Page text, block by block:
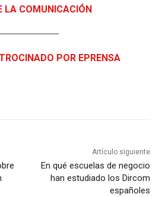
LA COMUNICACIÓN
POR EPRENSA
Artículo siguiente
En qué escuelas de negocio
han estudiado los Dircom
españoles